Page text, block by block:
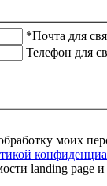
*Почта для
Телефон для
моих
landing page